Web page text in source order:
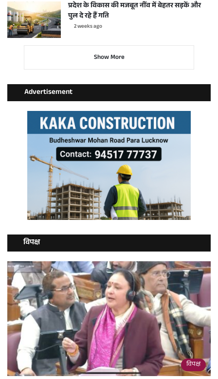
प्रदेश के विकास की मजबूत नींव में बेहतर सड़कें और
पुल दे रहे हैं गति
2 weeks ago
Show More
Advertisement
विपक्ष
विपक्ष